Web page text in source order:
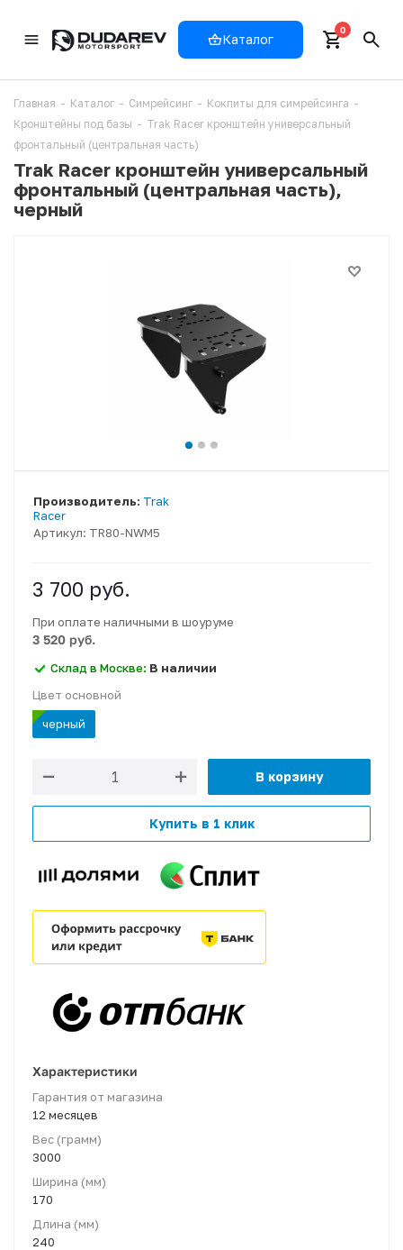
Каталог
0
Главная - Каталог - Симрейсинг - Кокпиты для симрейсинга -
Кронштейны под базы - Trak Racer кронштейн универсальный
фронтальный (центральная часть)
Trak Racer кронштейн универсальный
фронтальный (центральная часть),
черный
Артикул: TR80-NWM5
Производитель: Trak
Racer
3 700 руб.
При оплате наличными в шоуруме
3 520 руб.
Склад в Москве: В наличии
Цвет основной
черный
В корзину
Купить в 1 клик
Характеристики
Гарантия от магазина
12 месяцев
Вес (грамм)
3000
Ширина (мм)
170
Длина (мм)
240